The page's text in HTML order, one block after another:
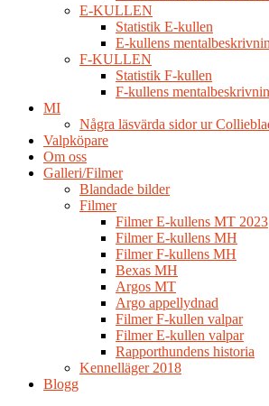
E-KULLEN
Statistik E-kullen
E-kullens
F-KULLEN
Statistik F-kullen
F-kullens
MI
Några läsvärda sidor ur
Valpköpare
Om oss
Galleri/Filmer
Blandade bilder
Filmer
Filmer E-kullens MT 2023
Filmer E-kullens MH
Filmer F-kullens MH
Bexas MH
Argos MT
Argo appellydnad
Filmer F-kullen valpar
Filmer E-kullen valpar
Rapporthundens historia
Kennelläger 2018
Blogg